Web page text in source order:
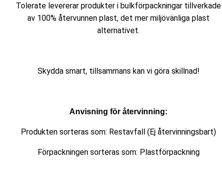
Tolerate levererar produkter i bulkförpackningar tillverkade
av 100% återvunnen plast, det mer miljövänliga plast
alternativet.
Skydda smart, tillsammans kan vi göra skillnad!
Anvisning för återvinning:
Produkten sorteras som: Restavfall (Ej återvinningsbart)
Förpackningen sorteras som: Plastförpackning